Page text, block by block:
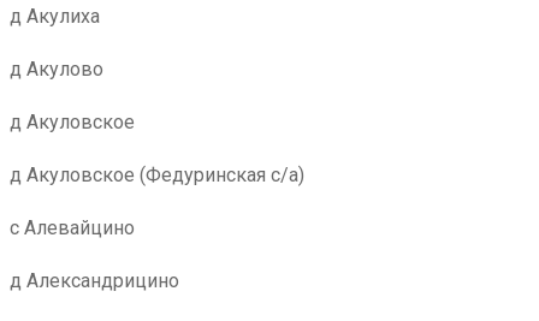
д Акулиха
д Акулово
д Акуловское
д Акуловское (Федуринская с/а)
с Алевайцино
д Александрицино